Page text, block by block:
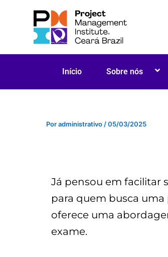
conteúdo
Início Sobre nós
Poradministrativo /05/03/2025
Já pensou em facilitar
para quem busca
oferece uma
exame.